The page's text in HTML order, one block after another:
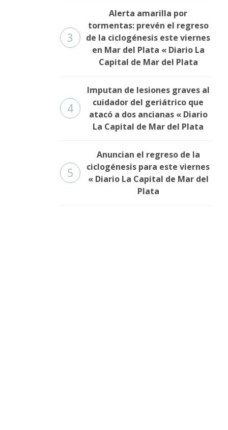
3
Alerta amarilla por
tormentas: prevén el regreso
de la ciclogénesis este viernes
en Mar del Plata « Diario La
Capital de Mar del Plata
4
Imputan de lesiones graves al
cuidador del geriátrico que
atacó a dos ancianas « Diario
La Capital de Mar del Plata
5
Anuncian el regreso de la
ciclogénesis para este viernes
« Diario La Capital de Mar del
Plata